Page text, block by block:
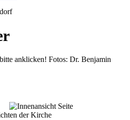
anklicken! Fotos: Dr. Benjamin
der Kirche